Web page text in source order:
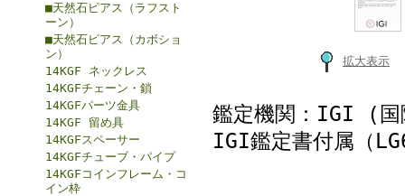
■天然石ピアス（ラフスト
ーン）
■天然石ピアス（カボショ
ン）
14KGF ネックレス
14KGFチェーン・鎖
14KGFパーツ金具
14KGF 留め具
14KGFスペーサー
14KGFチューブ・パイプ
14KGFコインフレーム・コ
イン枠
拡大表示
鑑定機関：IGI (国
IGI鑑定書付属（